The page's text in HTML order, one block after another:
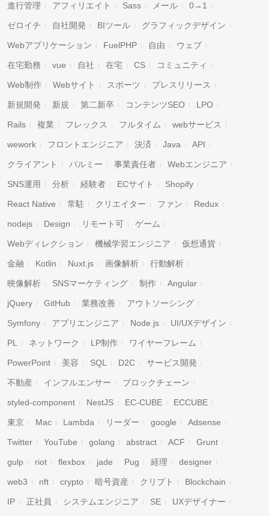
キャンセル 検索
進行管理 アフィリエイト Sass メール 0→1
ゼロイチ 自社開発 BIツール グラフィックデザイン
Webアプリケーション FuelPHP 自由 ウェブ
在宅勤務 vue 自社 在宅 CS コミュニティ
Web制作 Webサイト スポーツ プレスリリース
新規開発 新規 第二新卒 コンテンツSEO LPO
Rails 複業 フレックス フルタイム webサービス
wework フロントエンジニア 決済 Java API
クライアント パルミー 事業責任者 Webエンジニア
SNS運用 分析 経験者 ECサイト Shopify
React Native 常駐 クリエイター ファン Redux
nodejs Design リモート可 ゲーム
Webディレクション 機械学習エンジニア 仮想通貨
金融 Kotlin Nuxt.js 画像解析 行動解析
映像解析 SNSマーケティング 制作 Angular
jQuery GitHub 業務改善 アウトソーシング
Symfony アプリエンジニア Node.js UI/UXデザイン
PL ネットワーク LP制作 ワイヤーフレーム
PowerPoint 美容 SQL D2C サービス開発
不動産 インフルエンサー ブロックチェーン
styled-component NestJS EC-CUBE ECCUBE
東京 Mac Lambda リーダー google Adsense
Twitter YouTube golang abstract ACF Grunt
gulp riot flexbox jade Pug 経理 designer
web3 nft crypto 暗号資産 クリプト Blockchain
IP 正社員 システムエンジニア SE UXデザイナー